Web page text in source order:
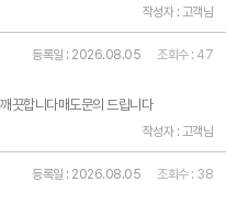
작성자 : 고객님
등록일 : 2026.08.05 조회수 : 47
끗합니다매도문의 드립니다
작성자 : 고객님
등록일 : 2026.08.05 조회수 : 38